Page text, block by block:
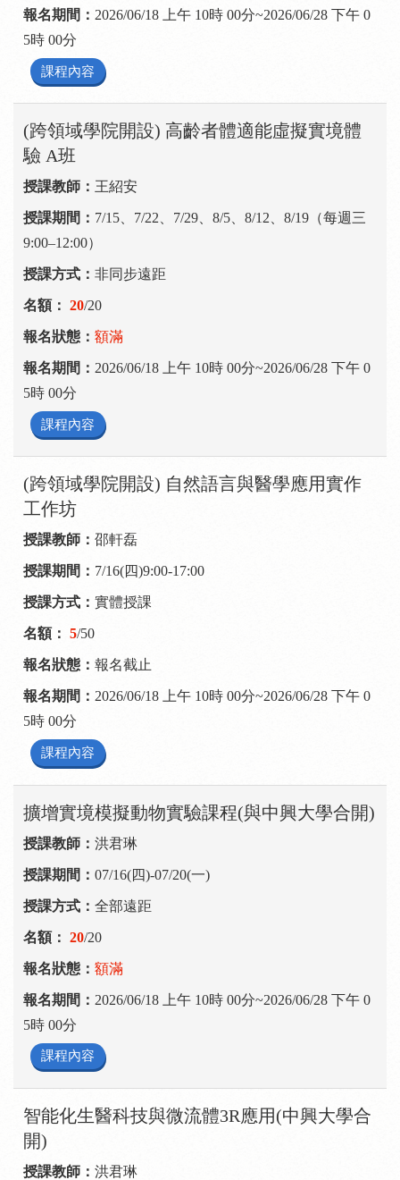
2026/06/18 上午 10時 00分~2026/06/28 下午 0
5時 00分
課程內容
(跨領域學院開設) 高齡者體適能虛擬實境體
驗 A班
王紹安
7/15、7/22、7/29、8/5、8/12、8/19（每週三
9:00–12:00）
非同步遠距
20/20
額滿
2026/06/18 上午 10時 00分~2026/06/28 下午 0
5時 00分
課程內容
(跨領域學院開設) 自然語言與醫學應用實作
工作坊
邵軒磊
7/16(四)9:00-17:00
實體授課
5/50
報名截止
2026/06/18 上午 10時 00分~2026/06/28 下午 0
5時 00分
課程內容
擴增實境模擬動物實驗課程(與中興大學合開)
洪君琳
07/16(四)-07/20(一)
全部遠距
20/20
額滿
2026/06/18 上午 10時 00分~2026/06/28 下午 0
5時 00分
課程內容
智能化生醫科技與微流體3R應用(中興大學合
開)
洪君琳